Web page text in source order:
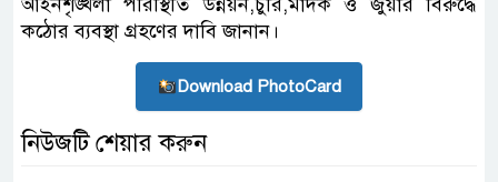
আইনশৃঙ্খলা পরিস্থিতি উন্নয়ন,চুরি,মাদক ও জুয়ার বিরুদ্ধে
কঠোর ব্যবস্থা গ্রহণের দাবি জানান।
Download PhotoCard
নিউজটি শেয়ার করুন